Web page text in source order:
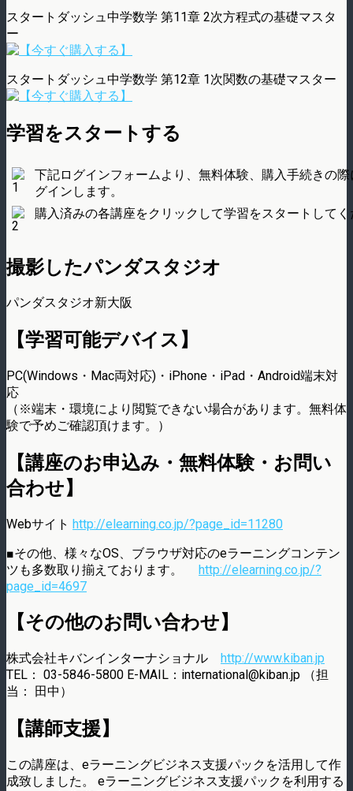
スタートダッシュ中学数学 第11章 2次方程式の基礎マスタ
ー
スタートダッシュ中学数学 第12章 1次関数の基礎マスター
学習をスタートする
下記ログインフォームより、無料体験、購入手続きの
グインします。
購入済みの各講座をクリックして学習をスタートして
撮影したパンダスタジオ
パンダスタジオ新大阪
【学習可能デバイス】
PC(Windows・Mac両対応)・iPhone・iPad・Android端末対
応
（※端末・環境により閲覧できない場合があります。無料体
験で予めご確認頂けます。）
【講座のお申込み・無料体験・お問い
合わせ】
Webサイト http://elearning.co.jp/?page_id=11280
■その他、様々なOS、ブラウザ対応のeラーニングコンテン
ツも多数取り揃えております。 http://elearning.co.jp/?
page_id=4697
【その他のお問い合わせ】
株式会社キバンインターナショナル http://www.kiban.jp
TEL： 03-5846-5800 E-MAIL：international@kiban.jp （担
当： 田中）
【講師支援】
この講座は、eラーニングビジネス支援パックを活用して作
成致しました。 eラーニングビジネス支援パックを利用する